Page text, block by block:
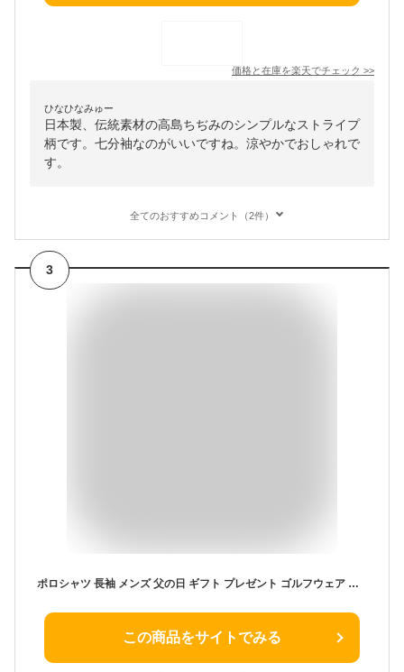
価格と在庫を楽天でチェック >>
ひなひなみゅー
日本製、伝統素材の高島ちぢみのシンプルなストライプ
柄です。七分袖なのがいいですね。涼やかでおしゃれで
す。
全てのおすすめコメント（2件）
3
ポロシャツ 長袖 メンズ 父の日 ギフト プレゼント ゴルフウェア メンズ 春 夏 秋 派手 高齢者 服 シニア 紳士服 シャツ 胸ポケット 男性 シニアファッション 40代 50代 60代 70代 80代 ゆったり ゴルフ ブランド 実用的 敬老の日 父 誕生日 ラッピング サンタバーバラ
この商品をサイトでみる